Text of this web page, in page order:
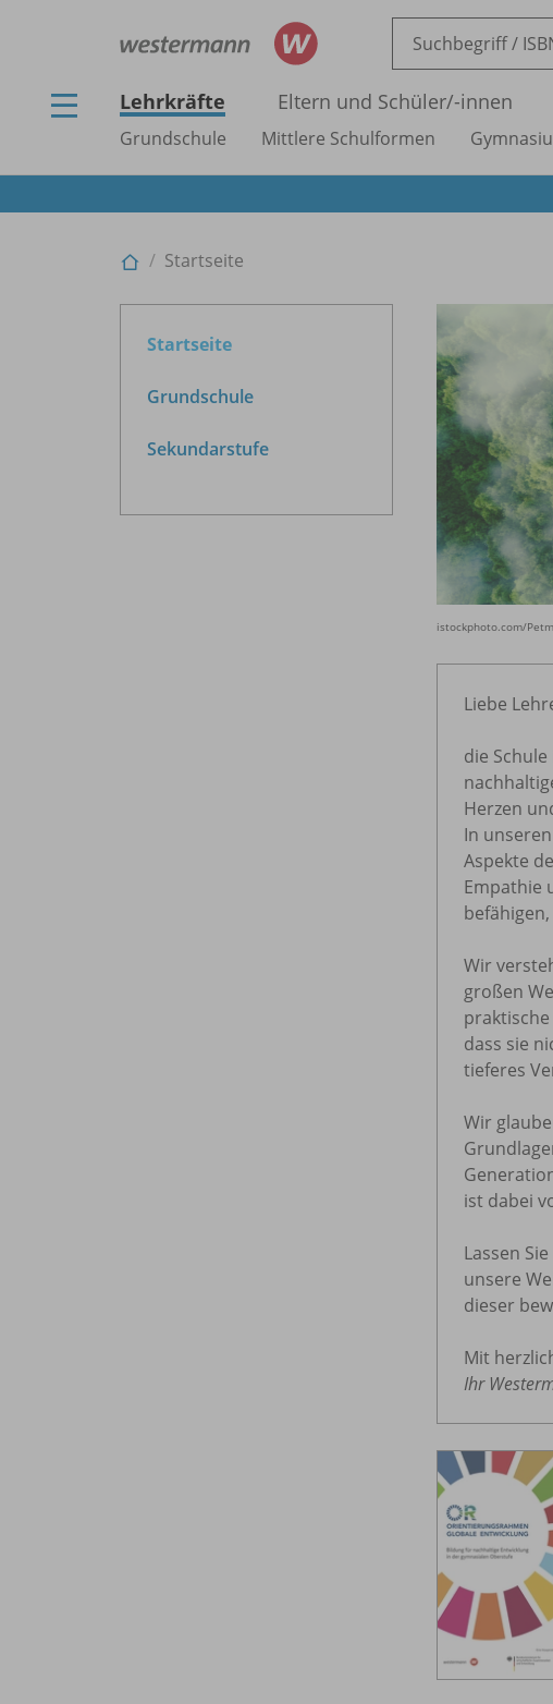
Lehrkräfte Eltern und Schüler/-innen
Grundschule Mittlere Schulformen
Startseite
Startseite
Grundschule
Sekundarstufe
istockphoto.com/
Liebe
die
Herzen
In
Aspekte
Empathie
Wir
großen
dass sie
tieferes
Wir
ist dabei
Lassen
unsere
dieser
Mit
Ihr